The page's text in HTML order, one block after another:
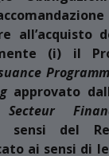
all’acquisto
(i) il
approvato
sensi del
ai sensi di